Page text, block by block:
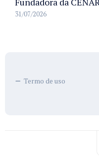
31/07/2026
Termo de uso